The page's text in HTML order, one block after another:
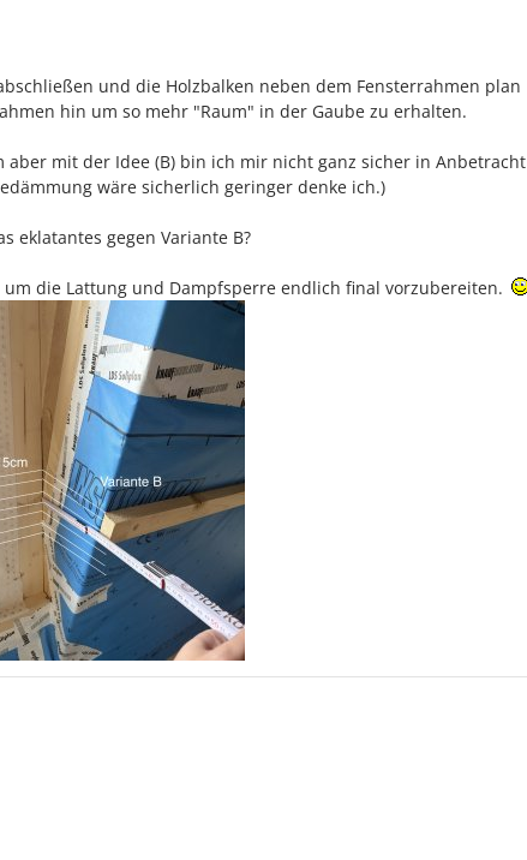
und die Holzbalken neben dem Fensterrahmen plan
hin um so mehr "Raum" in der Gaube zu erhalten.
mit der Idee (B) bin ich mir nicht ganz sicher in Anbetracht
wäre sicherlich geringer denke ich.)
eklatantes gegen Variante B?
die Lattung und Dampfsperre endlich final vorzubereiten.